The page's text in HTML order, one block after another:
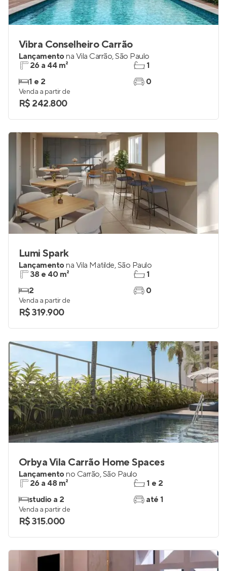
Vibra Conselheiro Carrão
Lançamentona Vila Carrão,São Paulo
26 a 44 m²
1 e 2
1
0
Venda a partir de
R$ 242.800
Lumi Spark
Lançamentona Vila Matilde,São Paulo
38 e 40 m²
2
1
0
Venda a partir de
R$ 319.900
Orbya Vila Carrão Home Spaces
Lançamentono Carrão,São Paulo
26 a 48 m²
studio a 2
1 e 2
até 1
Venda a partir de
R$ 315.000